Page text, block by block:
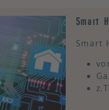
Smart
Smart